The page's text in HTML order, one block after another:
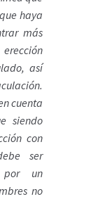
haya
más
así
cuenta
siendo
con
ser
por un
no